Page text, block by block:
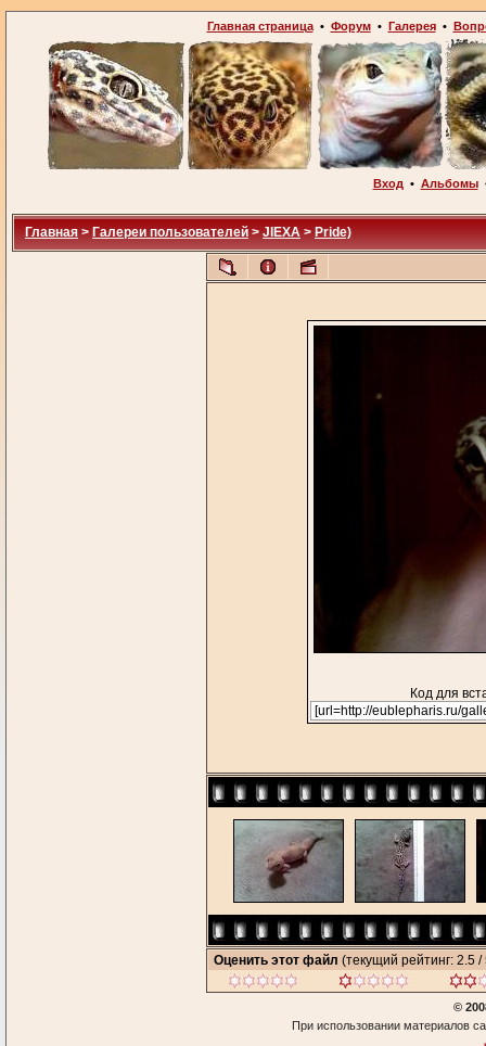
Главная страница• Форум• Галерея•
Вход • Альбомы
Главная > Галереи пользователей > JIEXA > Pride)
Код для
Оценить этот файл (текущий рейтинг: 2.5 /
©
При использовании материалов